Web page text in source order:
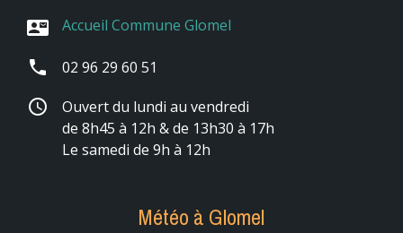
contact_mail Accueil Commune Glomel
phone 02 96 29 60 51
schedule
Ouvert du lundi au vendredi
de 8h45 à 12h & de 13h30 à 17h
Le samedi de 9h à 12h
Météo à Glomel